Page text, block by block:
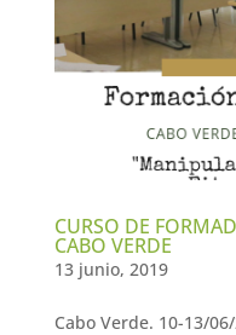
CURSO DE
CABO VERDE
13 junio, 2019
Cabo Verde. 10-13/